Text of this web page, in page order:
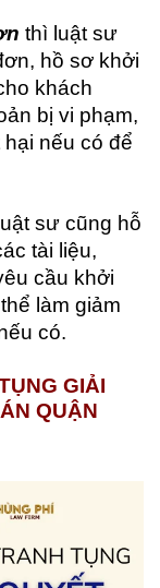
thì luật sư
hồ sơ khởi
khách
bị vi phạm,
nếu có để
sư cũng hỗ
tài liệu,
cầu khởi
làm giảm
có.
GIẢI
QUẬN